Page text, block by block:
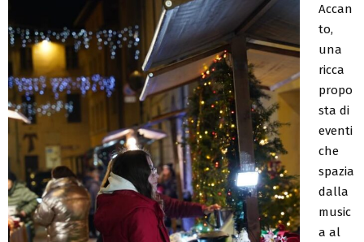
Accan
to,
una
ricca
propo
sta di
eventi
che
spazia
dalla
music
a al